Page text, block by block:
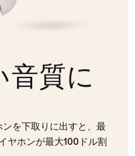
音質に
ンを下取りに出すと、最
ヤホンが最大100ドル割